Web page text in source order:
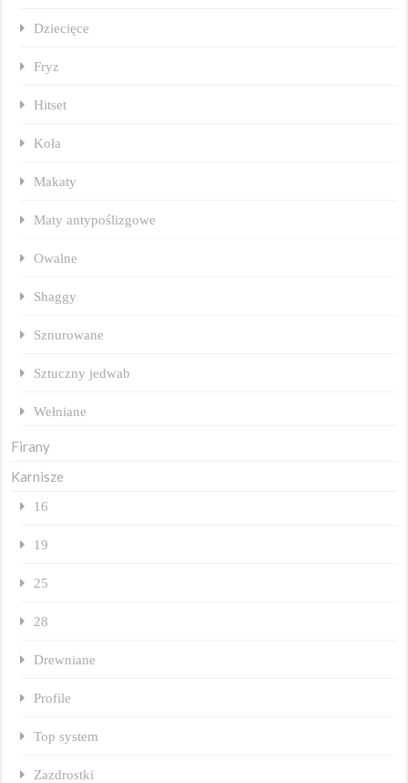
Dziecięce
Fryz
Hitset
Koła
Makaty
Maty antypoślizgowe
Owalne
Shaggy
Sznurowane
Sztuczny jedwab
Wełniane
Firany
Karnisze
16
19
25
28
Drewniane
Profile
Top system
Zazdrostki